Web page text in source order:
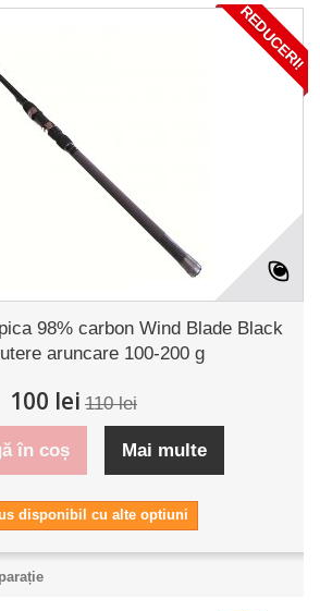
REDUCERI!
98% carbon Wind Blade Black
aruncare 100-200 g
100 lei 110 lei
în coș Mai multe
disponibil cu alte optiuni